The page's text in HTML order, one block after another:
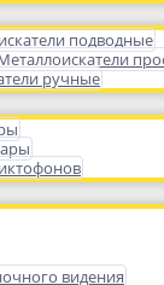
подводные
ручные
видения